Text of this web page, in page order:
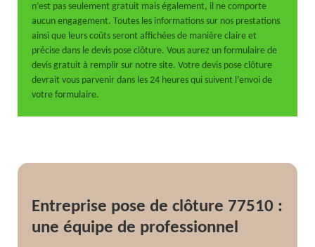
n’est pas seulement gratuit mais également, il ne comporte
aucun engagement. Toutes les informations sur nos prestations
ainsi que leurs coûts seront affichées de manière claire et
précise dans le devis pose clôture. Vous aurez un formulaire de
devis gratuit à remplir sur notre site. Votre devis pose clôture
devrait vous parvenir dans les 24 heures qui suivent l’envoi de
votre formulaire.
Entreprise pose de clôture 77510 :
une équipe de professionnel